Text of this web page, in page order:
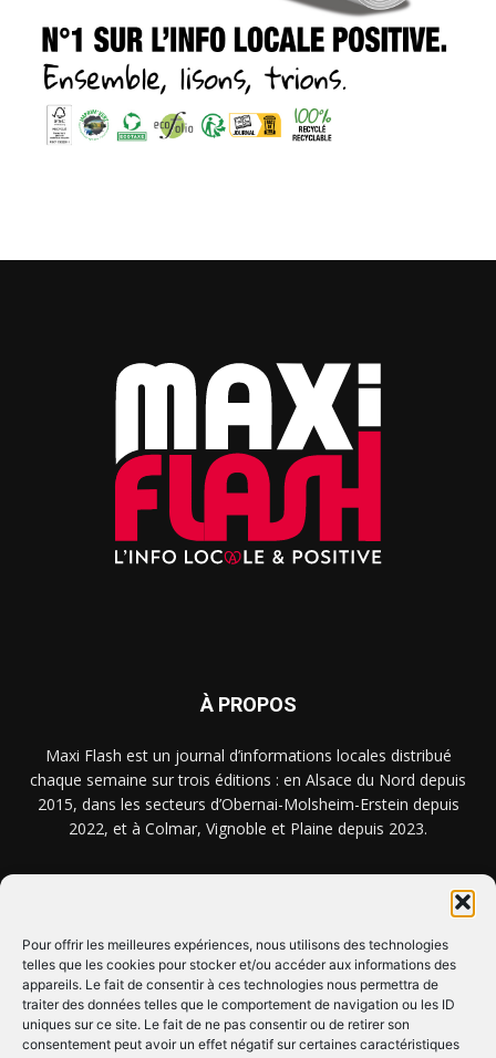
Pour offrir les meilleures expériences, nous utilisons des technologies
telles que les cookies pour stocker et/ou accéder aux informations des
appareils. Le fait de consentir à ces technologies nous permettra de
traiter des données telles que le comportement de navigation ou les ID
uniques sur ce site. Le fait de ne pas consentir ou de retirer son
consentement peut avoir un effet négatif sur certaines caractéristiques
À PROPOS
Maxi Flash est un journal d’informations locales distribué
chaque semaine sur trois éditions : en Alsace du Nord depuis
2015, dans les secteurs d’Obernai-Molsheim-Erstein depuis
2022, et à Colmar, Vignoble et Plaine depuis 2023.
CLIQUEZ ICI !
SUIVEZ-NOUS !